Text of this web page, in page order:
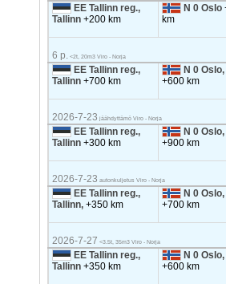
EE Tallinn reg.,
Tallinn+200 km
N 0 Oslo
km
6 p. <2t, 20m3 Viro - Norja
EE Tallinn reg.,
Tallinn+700 km
N 0
+600 km
2026-7-23 jäähdyttämö Viro - Norja
EE Tallinn reg.,
Tallinn+300 km
N 0
+900 km
2026-7-23 autonkuljetus Viro - Norja
EE Tallinn reg.,
Tallinn,+350 km
N 0
+700 km
2026-7-27 <3.5t, 35m3 Viro - Norja
EE Tallinn reg.,
Tallinn+350 km
N 0
+600 km